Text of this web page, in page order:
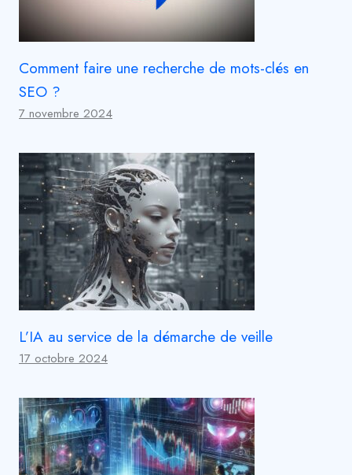
Comment faire une recherche de mots-clés en
SEO ?
7 novembre 2024
L’IA au service de la démarche de veille
17 octobre 2024